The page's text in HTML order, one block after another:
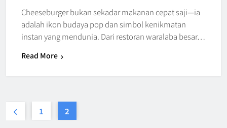
Cheeseburger bukan sekadar makanan cepat saji—ia
adalah ikon budaya pop dan simbol kenikmatan
instan yang mendunia. Dari restoran waralaba besar…
Read More
1 2